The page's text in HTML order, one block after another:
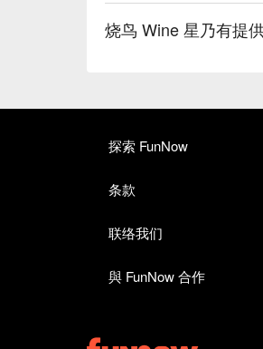
烧鸟 Wine 星乃有提
探索 FunNow
条款
联络我们
與 FunNow 合作